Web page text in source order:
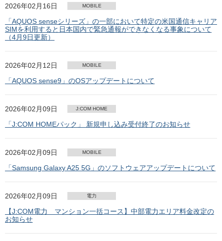
2026年02月16日 MOBILE
「AQUOS senseシリーズ」の一部において特定の米国通信キャリア
SIMを利用すると日本国内で緊急通報ができなくなる事象について
（4月9日更新）
2026年02月12日 MOBILE
「AQUOS sense9」のOSアップデートについて
2026年02月09日 J:COM HOME
「J:COM HOMEパック」 新規申し込み受付終了のお知らせ
2026年02月09日 MOBILE
「Samsung Galaxy A25 5G」のソフトウェアアップデートについて
2026年02月09日 電力
【J:COM電力 マンション一括コース】中部電力エリア料金改定の
お知らせ